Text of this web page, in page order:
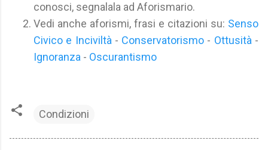
conosci, segnalala ad Aforismario.
Vedi anche aforismi, frasi e citazioni su: Senso
Civico e Inciviltà - Conservatorismo - Ottusità -
Ignoranza - Oscurantismo
Condizioni